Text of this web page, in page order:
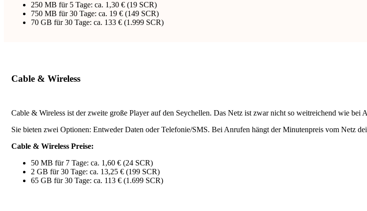
250 MB für 5 Tage: ca. 1,30 € (19 SCR)
750 MB für 30 Tage: ca. 19 € (149 SCR)
70 GB für 30 Tage: ca. 133 € (1.999 SCR)
Cable & Wireless
Cable & Wireless ist der zweite große Player auf den Seychellen. Das Netz ist zwar nicht so weitreichend wie bei
Sie bieten zwei Optionen: Entweder Daten oder Telefonie/SMS. Bei Anrufen hängt der Minutenpreis vom Netz
Cable & Wireless Preise:
50 MB für 7 Tage: ca. 1,60 € (24 SCR)
2 GB für 30 Tage: ca. 13,25 € (199 SCR)
65 GB für 30 Tage: ca. 113 € (1.699 SCR)